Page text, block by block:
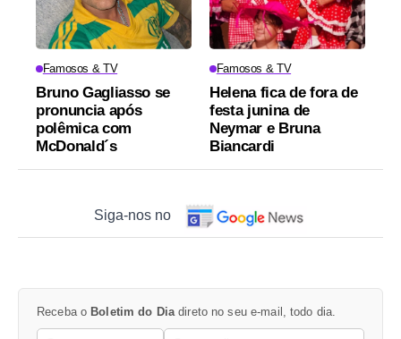
Famosos & TV
Bruno Gagliasso se
pronuncia após
polêmica com
McDonald´s
Famosos & TV
Helena fica de fora de
festa junina de
Neymar e Bruna
Biancardi
Siga-nos no
Receba o Boletim do Dia direto no seu e-mail, todo dia.